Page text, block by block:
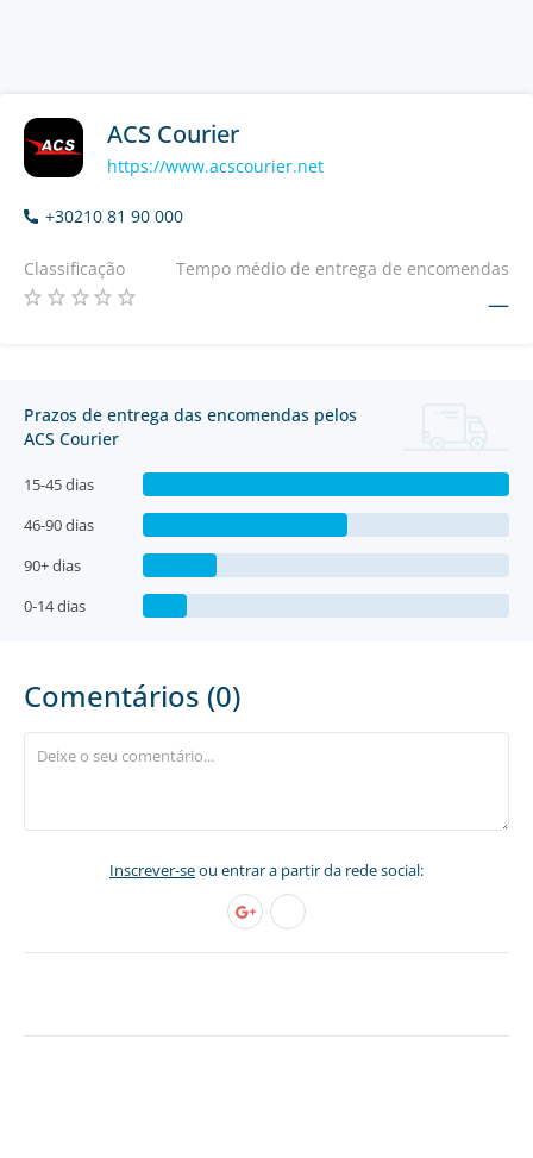
ACS Courier
https://www.acscourier.net
+30210 81 90 000
Classificação Tempo médio de entrega de encomendas
—
Prazos de entrega das encomendas pelos
ACS Courier
15-45 dias
46-90 dias
90+ dias
0-14 dias
Comentários (0)
Inscrever-seou entrar a partir da rede social: